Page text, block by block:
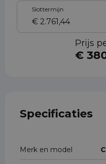
Slottermijn
Prijs
€
Specificaties
Merk en model